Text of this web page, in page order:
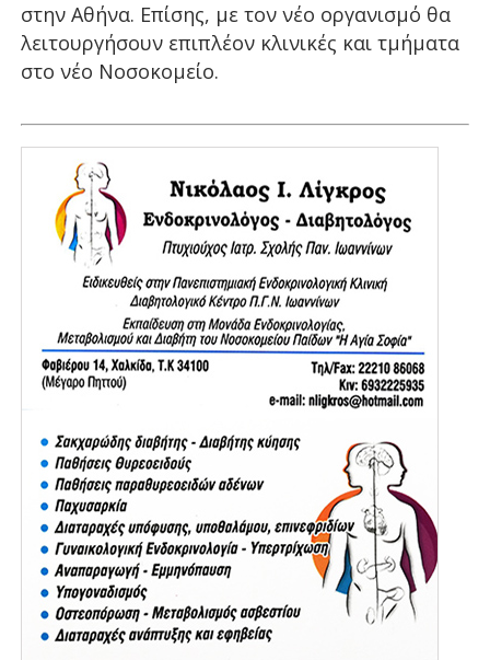
στην Αθήνα. Eπίσης, με τον νέο οργανισμό θα
λειτουργήσουν επιπλέον κλινικές και τμήματα
στο νέο Νοσοκομείο.